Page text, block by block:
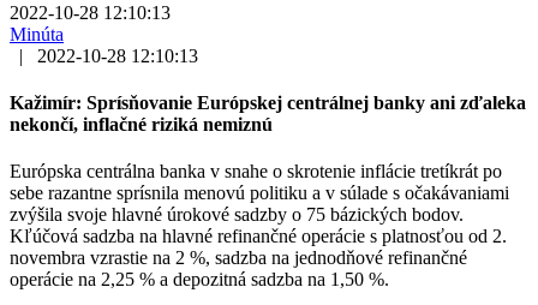
2022-10-28 12:10:13
Minúta
|
2022-10-28 12:10:13
Kažimír: Sprísňovanie Európskej centrálnej banky ani zďaleka
nekončí, inflačné riziká nemiznú
Európska centrálna banka v snahe o skrotenie inflácie tretíkrát po
sebe razantne sprísnila menovú politiku a v súlade s očakávaniami
zvýšila svoje hlavné úrokové sadzby o 75 bázických bodov.
Kľúčová sadzba na hlavné refinančné operácie s platnosťou od 2.
novembra vzrastie na 2 %, sadzba na jednodňové refinančné
operácie na 2,25 % a depozitná sadzba na 1,50 %.